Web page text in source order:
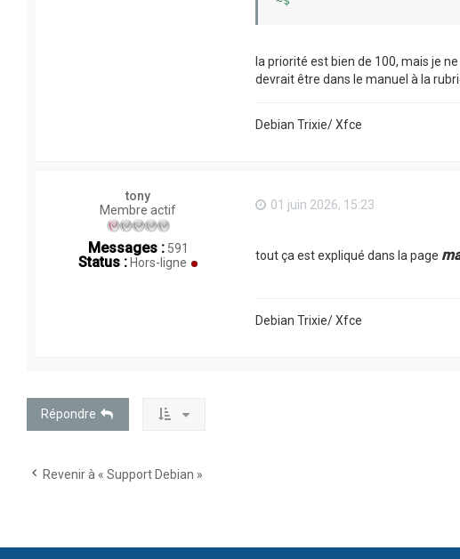
la priorité est bien de 100, mais je
devrait être dans le manuel à la
Debian Trixie/ Xfce
tony
Membre actif
Messages :591
Status : Hors-ligne
01 juin 2026, 15:23
tout ça est expliqué dans la page
Debian Trixie/ Xfce
Répondre
Revenir à « Support Debian »